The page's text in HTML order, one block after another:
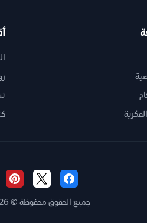
جميع الحقوق محفوظة © 2026 مكتبة ياسمين